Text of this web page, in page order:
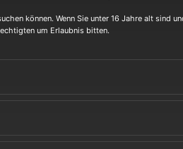
the way for you.
können. Wenn Sie unter 16 Jahre alt sind
um Erlaubnis bitten.